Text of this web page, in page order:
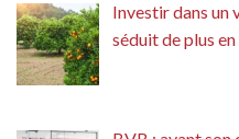
Investir dans un
séduit de plus en